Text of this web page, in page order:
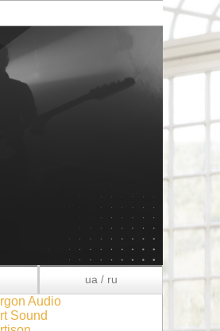
ua/ ru
Argon Audio
Art Sound